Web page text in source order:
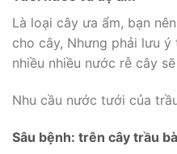
Là loại cây ưa ẩm, bạn
cho cây, Nhưng phải lưu
nhiều nhiều nước rễ cây
Nhu cầu nước tưới của
Sâu bệnh: trên cây trầu